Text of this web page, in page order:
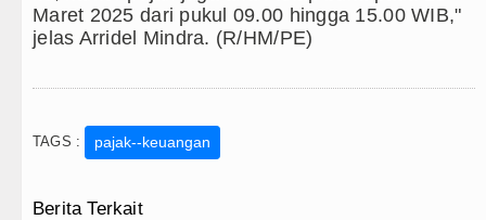
Maret 2025 dari pukul 09.00 hingga 15.00 WIB,"
jelas Arridel Mindra. (R/HM/PE)
TAGS : pajak--keuangan
Berita Terkait